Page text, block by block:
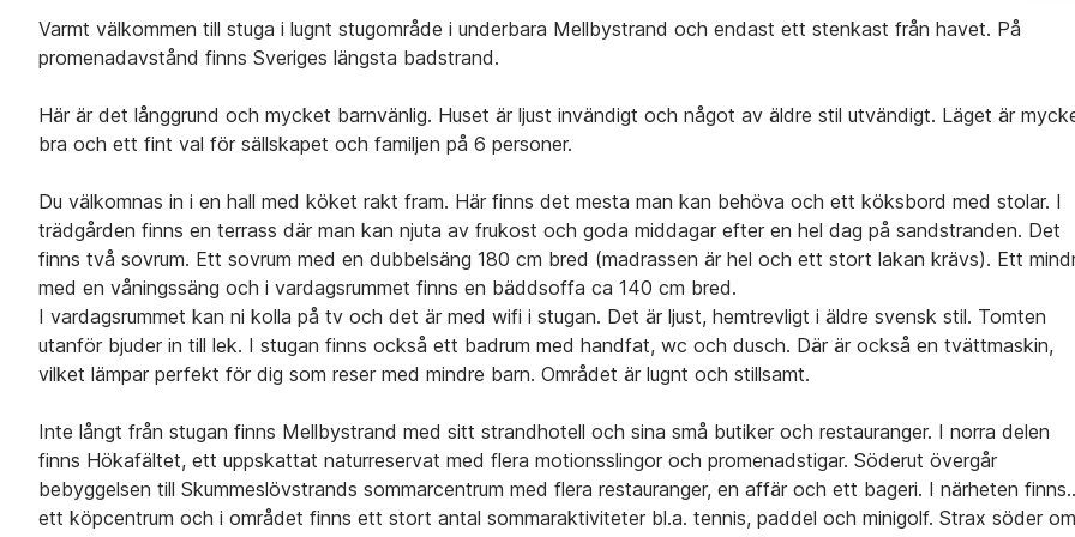
Varmt välkommen till stuga i lugnt stugområde i underbara Mellbystrand och endast ett stenkast från havet. På
promenadavstånd finns Sveriges längsta badstrand.
Här är det långgrund och mycket barnvänlig. Huset är ljust invändigt och något av äldre stil utvändigt. Läget är
bra och ett fint val för sällskapet och familjen på 6 personer.
Du välkomnas in i en hall med köket rakt fram. Här finns det mesta man kan behöva och ett köksbord med stolar. I
trädgården finns en terrass där man kan njuta av frukost och goda middagar efter en hel dag på sandstranden. Det
finns två sovrum. Ett sovrum med en dubbelsäng 180 cm bred (madrassen är hel och ett stort lakan krävs). Ett
med en våningssäng och i vardagsrummet finns en bäddsoffa ca 140 cm bred.
I vardagsrummet kan ni kolla på tv och det är med wifi i stugan. Det är ljust, hemtrevligt i äldre svensk stil. Tomten
utanför bjuder in till lek. I stugan finns också ett badrum med handfat, wc och dusch. Där är också en tvättmaskin,
vilket lämpar perfekt för dig som reser med mindre barn. Området är lugnt och stillsamt.
Inte långt från stugan finns Mellbystrand med sitt strandhotell och sina små butiker och restauranger. I norra delen
finns Hökafältet, ett uppskattat naturreservat med flera motionsslingor och promenadstigar. Söderut övergår
bebyggelsen till Skummeslövstrands sommarcentrum med flera restauranger, en affär och ett bageri. I närheten finns
ett köpcentrum och i området finns ett stort antal sommaraktiviteter bl.a. tennis, paddel och minigolf. Strax söder om